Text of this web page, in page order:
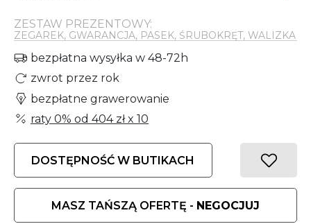
ZESTAW PREZENTOWY:
ZEGAREK, GWARANCJA, PASEK, ŚRUBOKRĘT, WALIZKA
bezpłatna wysyłka w 48-72h
zwrot przez rok
bezpłatne grawerowanie
raty 0% od 404 złx 10
DOSTĘPNOŚĆ W BUTIKACH
MASZ TAŃSZĄ OFERTĘ - NEGOCJUJ